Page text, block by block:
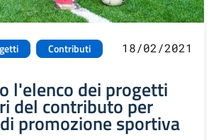
Contributi 18/02/2021
l'elenco dei progetti
del contributo per
promozione sportiva